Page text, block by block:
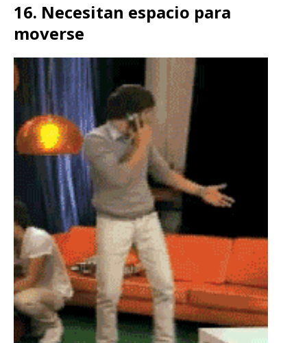
16. Necesitan espacio para
moverse